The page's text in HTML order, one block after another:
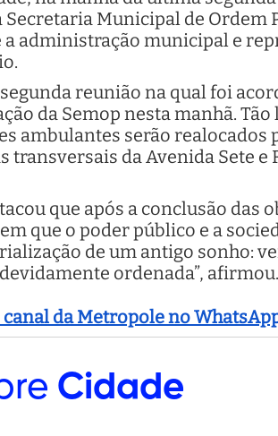
Municipal de Ordem
administração municipal e
reunião na qual foi
da Semop nesta manhã.
ambulantes serão realocados
da Avenida Sete e
que após a conclusão das
que o poder público e a
de um antigo sonho:
ordenada”, afirmou.
da Metropole no
Cidade